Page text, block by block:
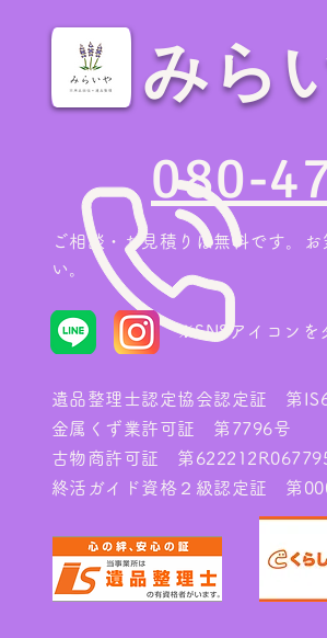
家の売却・不動産査定前に！
をしない業者の選び方
みら
080-
ご相談・お見積りは無料です。
い。
※SNSアイコンを
遺品整理士認定協会認定証 第
金属くず業許可証 第7796号
古物商許可証 第
終活ガイド資格２級認定証 第